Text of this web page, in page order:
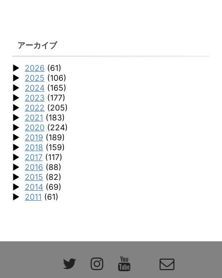
アーカイブ
2026 (61)
2025 (106)
2024 (165)
2023 (177)
2022 (205)
2021 (183)
2020 (224)
2019 (189)
2018 (159)
2017 (117)
2016 (88)
2015 (82)
2014 (69)
2011 (61)